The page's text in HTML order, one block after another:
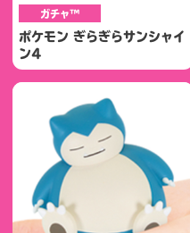
ガチャ™
ポケモン ぎらぎらサンシャイ
ン4